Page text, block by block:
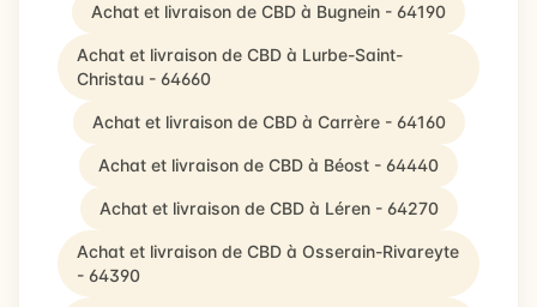
Achat et livraison de CBD à Bugnein - 64190
Achat et livraison de CBD à Lurbe-Saint-
Christau - 64660
Achat et livraison de CBD à Carrère - 64160
Achat et livraison de CBD à Béost - 64440
Achat et livraison de CBD à Léren - 64270
Achat et livraison de CBD à Osserain-Rivareyte
- 64390